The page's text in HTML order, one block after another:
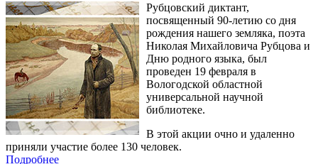
Рубцовский диктант,
посвященный 90-летию со дня
рождения нашего земляка, поэта
Николая Михайловича Рубцова и
Дню родного языка, был
проведен 19 февраля в
Вологодской областной
универсальной научной
библиотеке.
В этой акции очно и удаленно
приняли участие более 130 человек.
Подробнее